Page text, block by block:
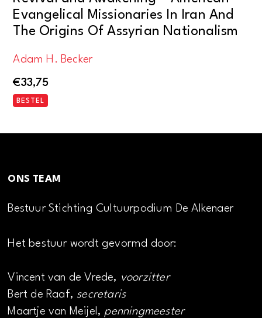
Evangelical Missionaries In Iran And
The Origins Of Assyrian Nationalism
Adam H. Becker
€33,75
BESTEL
ONS TEAM
Bestuur Stichting Cultuurpodium De Alkenaer
Het bestuur wordt gevormd door:
Vincent van de Vrede, voorzitter
Bert de Raaf, secretaris
Maartje van Meijel, penningmeester